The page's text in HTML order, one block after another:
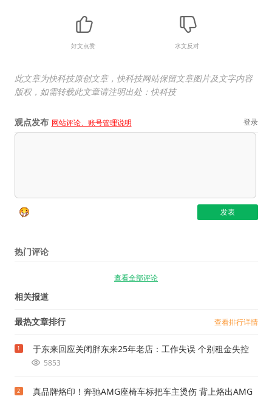
好文点赞 水文反对
此文章为快科技原创文章，快科技网站保留文章图片及文字内容
版权，如需转载此文章请注明出处：快科技
观点发布 网站评论、账号管理说明 登录
热门评论
查看全部评论
相关报道
最热文章排行 查看排行详情
1 于东来回应关闭胖东来25年老店：工作失误 个别租金失控
5853
2
真品牌烙印！奔驰AMG座椅车标把车主烫伤 背上烙出AMG